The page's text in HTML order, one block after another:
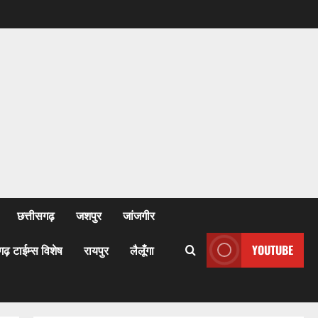
छत्तीसगढ़ जशपुर जांजगीर
टाईम्स विशेष रायपुर लैलूँगा YOUTUBE